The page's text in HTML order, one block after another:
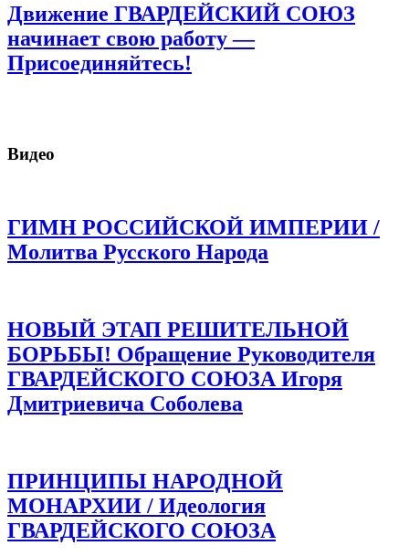
Движение ГВАРДЕЙСКИЙ СОЮЗ
начинает свою работу —
Присоединяйтесь!
Видео
ГИМН РОССИЙСКОЙ ИМПЕРИИ /
Молитва Русского Народа
НОВЫЙ ЭТАП РЕШИТЕЛЬНОЙ
БОРЬБЫ! Обращение Руководителя
ГВАРДЕЙСКОГО СОЮЗА Игоря
Дмитриевича Соболева
ПРИНЦИПЫ НАРОДНОЙ
МОНАРХИИ / Идеология
ГВАРДЕЙСКОГО СОЮЗА